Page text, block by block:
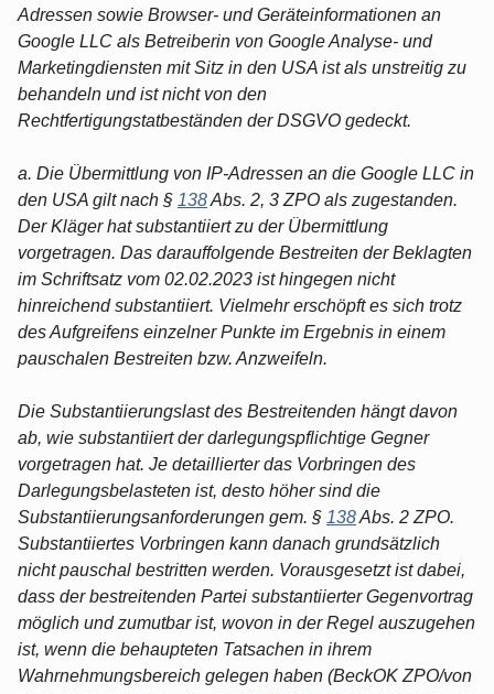
Adressen sowie Browser- und Geräteinformationen an
Google LLC als Betreiberin von Google Analyse- und
Marketingdiensten mit Sitz in den USA ist als unstreitig zu
behandeln und ist nicht von den
Rechtfertigungstatbeständen der DSGVO gedeckt.
a. Die Übermittlung von IP-Adressen an die Google LLC in
den USA gilt nach § 138Abs. 2, 3 ZPO als zugestanden.
Der Kläger hat substantiiert zu der Übermittlung
vorgetragen. Das darauffolgende Bestreiten der Beklagten
im Schriftsatz vom 02.02.2023 ist hingegen nicht
hinreichend substantiiert. Vielmehr erschöpft es sich trotz
des Aufgreifens einzelner Punkte im Ergebnis in einem
pauschalen Bestreiten bzw. Anzweifeln.
Die Substantiierungslast des Bestreitenden hängt davon
ab, wie substantiiert der darlegungspflichtige Gegner
vorgetragen hat. Je detaillierter das Vorbringen des
Darlegungsbelasteten ist, desto höher sind die
Substantiierungsanforderungen gem. § 138Abs. 2 ZPO.
Substantiiertes Vorbringen kann danach grundsätzlich
nicht pauschal bestritten werden. Vorausgesetzt ist dabei,
dass der bestreitenden Partei substantiierter Gegenvortrag
möglich und zumutbar ist, wovon in der Regel auszugehen
ist, wenn die behaupteten Tatsachen in ihrem
Wahrnehmungsbereich gelegen haben (BeckOK ZPO/von